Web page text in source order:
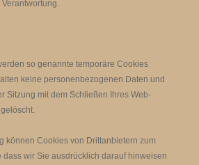
so genannte temporäre Cookies
keine personenbezogenen Daten und
Sitzung mit dem Schließen Ihres Web-
können Cookies von Drittanbietern zum
dass wir Sie ausdrücklich darauf hinweisen